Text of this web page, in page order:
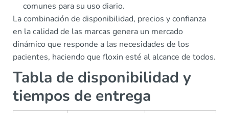
comunes para su uso diario.
La combinación de disponibilidad, precios y confianza
en la calidad de las marcas genera un mercado
dinámico que responde a las necesidades de los
pacientes, haciendo que floxin esté al alcance de todos.
Tabla de disponibilidad y
tiempos de entrega